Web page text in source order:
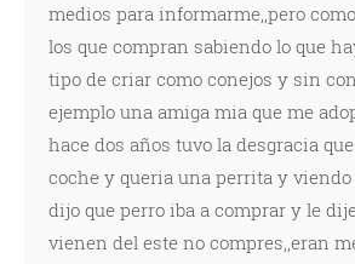
medios para informarme,,pero
los que compran sabiendo lo que
tipo de criar como conejos y sin
ejemplo una amiga mia que me
hace dos años tuvo la desgracia
coche y queria una perrita y
dijo que perro iba a comprar y le
vienen del este no compres,,eran